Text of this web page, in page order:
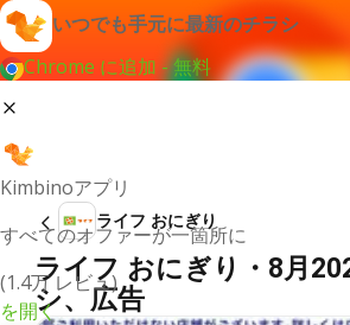
いつでも手元に最新のチラシ
Chrome に追加 - 無料
Kimbinoアプリ
すべてのオファーが一箇所に
(1.4万 レビュ)
を開く
ライフ おにぎり
ライフ おにぎり・8月
シ、広告